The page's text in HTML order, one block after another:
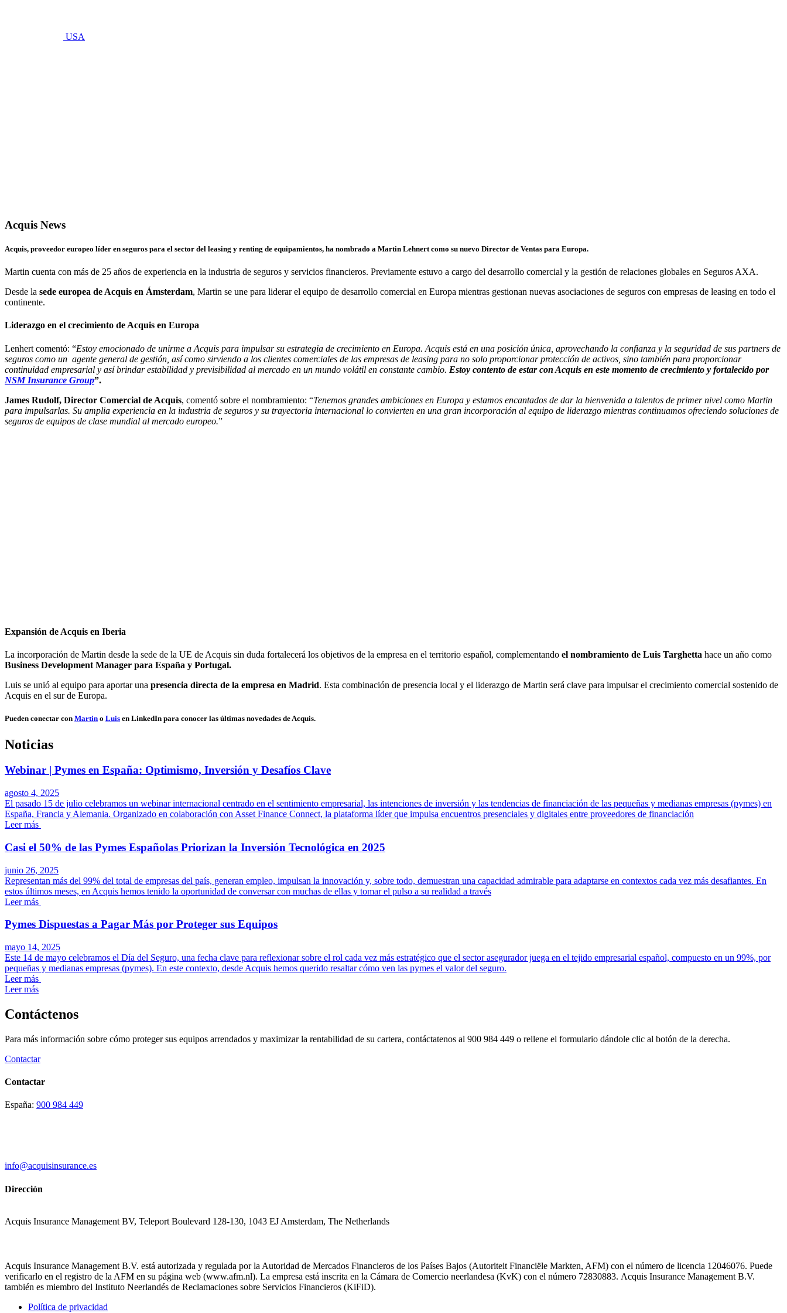
USA
Acquis News
Acquis, proveedor europeo líder en seguros para el sector del leasing y renting de equipamientos, ha nombrado a Martin Lehnert como su nuevo Director de Ventas para Europa.
Martin cuenta con más de 25 años de experiencia en la industria de seguros y servicios financieros. Previamente estuvo a cargo del desarrollo comercial y la gestión de relaciones globales en Seguros AXA.
Desde la sede europea de Acquis en Ámsterdam, Martin se une para liderar el equipo de desarrollo comercial en Europa mientras gestionan nuevas asociaciones de seguros con empresas de leasing en todo el
continente.
Liderazgo en el crecimiento de Acquis en Europa
Lenhert comentó: “Estoy emocionado de unirme a Acquis para impulsar su estrategia de crecimiento en Europa. Acquis está en una posición única, aprovechando la confianza y la seguridad de sus partners de
seguros como un agente general de gestión, así como sirviendo a los clientes comerciales de las empresas de leasing para no solo proporcionar protección de activos, sino también para proporcionar
continuidad empresarial y así brindar estabilidad y previsibilidad al mercado en un mundo volátil en constante cambio. Estoy contento de estar con Acquis en este momento de crecimiento y fortalecido por
NSM Insurance Group”.
James Rudolf, Director Comercial de Acquis, comentó sobre el nombramiento: “Tenemos grandes ambiciones en Europa y estamos encantados de dar la bienvenida a talentos de primer nivel como Martin
para impulsarlas. Su amplia experiencia en la industria de seguros y su trayectoria internacional lo convierten en una gran incorporación al equipo de liderazgo mientras continuamos ofreciendo soluciones de
seguros de equipos de clase mundial al mercado europeo.”
Expansión de Acquis en Iberia
La incorporación de Martin desde la sede de la UE de Acquis sin duda fortalecerá los objetivos de la empresa en el territorio español, complementando el nombramiento de Luis Targhetta hace un año como
Business Development Manager para España y Portugal.
Luis se unió al equipo para aportar una presencia directa de la empresa en Madrid. Esta combinación de presencia local y el liderazgo de Martin será clave para impulsar el crecimiento comercial sostenido de
Acquis en el sur de Europa.
Pueden conectar con Martin o Luis en LinkedIn para conocer las últimas novedades de Acquis.
Noticias
Webinar | Pymes en España: Optimismo, Inversión y Desafíos Clave
agosto 4, 2025
El pasado 15 de julio celebramos un webinar internacional centrado en el sentimiento empresarial, las intenciones de inversión y las tendencias de financiación de las pequeñas y medianas empresas (pymes) en
España, Francia y Alemania. Organizado en colaboración con Asset Finance Connect, la plataforma líder que impulsa encuentros presenciales y digitales entre proveedores de financiación
Leer más
Casi el 50% de las Pymes Españolas Priorizan la Inversión Tecnológica en 2025
junio 26, 2025
Representan más del 99% del total de empresas del país, generan empleo, impulsan la innovación y, sobre todo, demuestran una capacidad admirable para adaptarse en contextos cada vez más desafiantes. En
estos últimos meses, en Acquis hemos tenido la oportunidad de conversar con muchas de ellas y tomar el pulso a su realidad a través
Leer más
Pymes Dispuestas a Pagar Más por Proteger sus Equipos
mayo 14, 2025
Este 14 de mayo celebramos el Día del Seguro, una fecha clave para reflexionar sobre el rol cada vez más estratégico que el sector asegurador juega en el tejido empresarial español, compuesto en un 99%, por
pequeñas y medianas empresas (pymes). En este contexto, desde Acquis hemos querido resaltar cómo ven las pymes el valor del seguro.
Leer más
Leer más
Contáctenos
Para más información sobre cómo proteger sus equipos arrendados y maximizar la rentabilidad de su cartera, contáctatenos al 900 984 449 o rellene el formulario dándole clic al botón de la derecha.
Contactar
Contactar
España: 900 984 449
info@acquisinsurance.es
Dirección
Acquis Insurance Management BV, Teleport Boulevard 128-130, 1043 EJ Amsterdam, The Netherlands
Acquis Insurance Management B.V. está autorizada y regulada por la Autoridad de Mercados Financieros de los Países Bajos (Autoriteit Financiële Markten, AFM) con el número de licencia 12046076. Puede
verificarlo en el registro de la AFM en su página web (www.afm.nl). La empresa está inscrita en la Cámara de Comercio neerlandesa (KvK) con el número 72830883. Acquis Insurance Management B.V.
también es miembro del Instituto Neerlandés de Reclamaciones sobre Servicios Financieros (KiFiD).
Política de privacidad